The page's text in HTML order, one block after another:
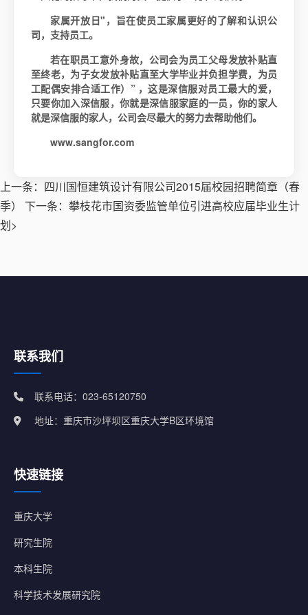
家属开放日"，旨在使员工家属更好的了解和认识公
司，支持员工。
若在职员工意外身故，公司会为员工父母发放补贴直
至终老，为子女发放补贴直至大学毕业并负担学费，为员
工配偶安排合适工作）” ，这是深信服对员工最大的爱，
只要你加入深信服，你就是深信服家庭的一员，你的家人
就是深信服的家人，公司会尽最大的努力去帮助他们。
www.sangfor.com
上一条： 四川国恒建筑设计有限公司2015届校园招聘简章（春
季）
下一条： 攀枝花市国资委监管单位引进高校应届毕业生计
划>
联系我们
联系电话：023-65120750
地址：重庆市沙坪坝区重庆大学B区环境馆
快速链接
重庆大学
研究生院
本科生院
科学技术发展研究院